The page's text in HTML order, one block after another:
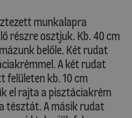
munkalapra
részre osztjuk. Kb. 40 cm
belőle. Két rudat
A két rudat
felületen kb. 10 cm
el rajta a pisztáciakrém
tésztát. A másik rudat